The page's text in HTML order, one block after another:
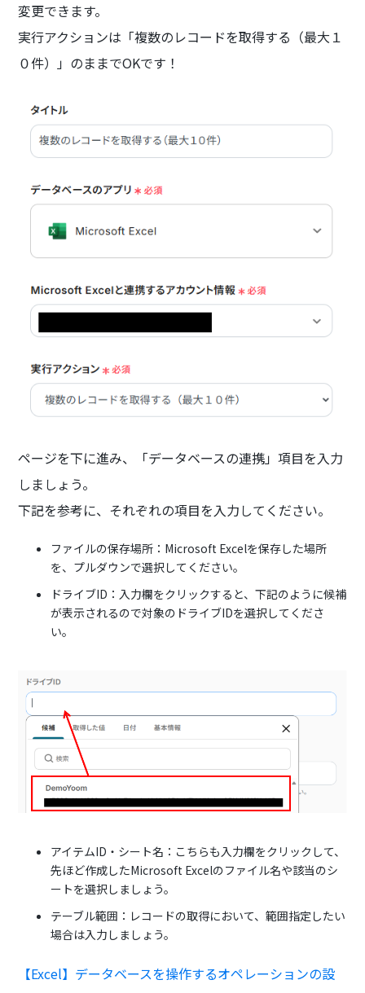
変更できます。
実行アクションは「複数のレコードを取得する（最大１
０件）」のままでOKです！
ページを下に進み、「データベースの連携」項目を入力
しましょう。
下記を参考に、それぞれの項目を入力してください。
ファイルの保存場所：Microsoft Excelを保存した場所
を、プルダウンで選択してください。
ドライブID：入力欄をクリックすると、下記のように候補
が表示されるので対象のドライブIDを選択してくださ
い。
アイテムID・シート名：こちらも入力欄をクリックして、
先ほど作成したMicrosoft Excelのファイル名や該当のシ
ートを選択しましょう。
テーブル範囲：レコードの取得において、範囲指定したい
場合は入力しましょう。
【Excel】データベースを操作するオペレーションの設